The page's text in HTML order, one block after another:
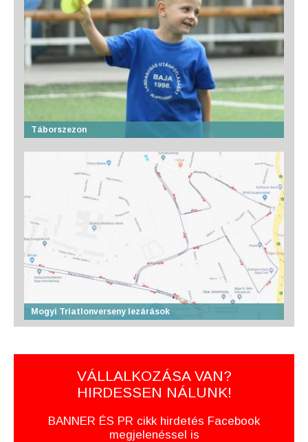
Táborszezon
Mogyi Triatlonverseny lezárások
VÁLLALKOZÁSA VAN?
HIRDESSEN NÁLUNK!
BANNER ÉS PR cikk hirdetés Facebook
megjelenéssel is